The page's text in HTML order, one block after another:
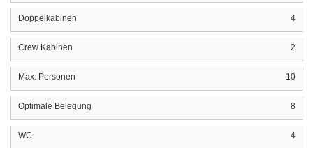
Doppelkabinen 4
Crew Kabinen 2
Max. Personen 10
Optimale Belegung 8
WC 4